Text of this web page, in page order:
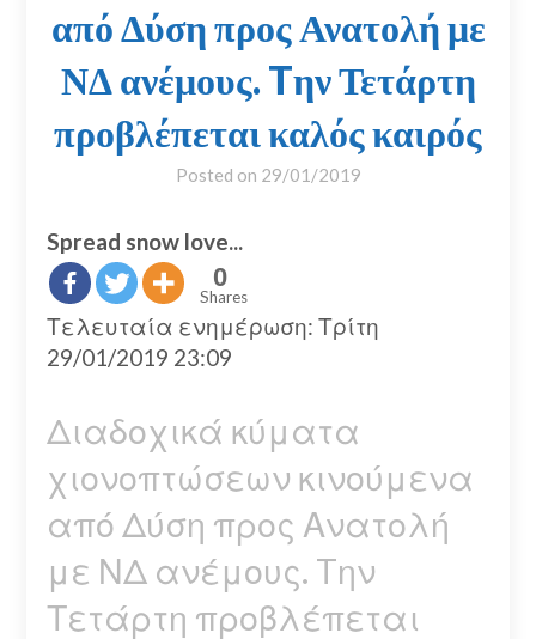
από Δύση προς Ανατολή με
ΝΔ ανέμους. Tην Τετάρτη
προβλέπεται καλός καιρός
Posted on 29/01/2019
Spread snow love...
0
Shares
Τελευταία ενημέρωση: Τρίτη
29/01/2019 23:09
Διαδοχικά κύματα
χιονοπτώσεων κινούμενα
από Δύση προς Ανατολή
με ΝΔ ανέμους. Tην
Τετάρτη προβλέπεται